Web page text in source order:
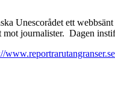
Unescorådet ett
journalister. Dagen